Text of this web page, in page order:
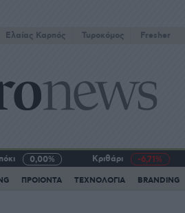
Eλαίας Καρπός Τυροκόμος Fresher
0,00% Κριθάρι -6,71%
ΠΡΟΙΟΝΤΑ ΤΕΧΝΟΛΟΓΙΑ BRANDING